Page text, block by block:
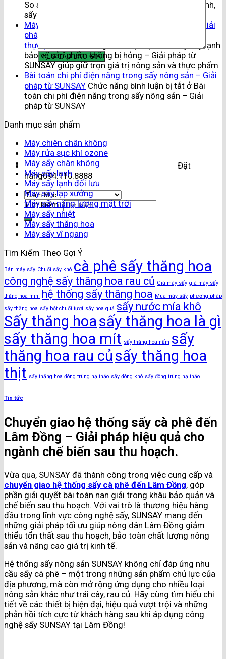
Đặt
hàng094.110.8888
Tìm kiếm:
So sánh chi tiết 3 công nghệ sấy phổ biến: Sấy lạnh,
sấy nhiệt, sấy thăng hoa
Máy sấy lạnh bảo vệ sản phẩm không bị hỏng – Giải
pháp từ SUNSAY giúp giữ trọn giá trị nông sản và
thực phẩm
ở Máy sấy lạnh
bảo vệ sản phẩm không bị hỏng – Giải pháp từ
SUNSAY giúp giữ trọn giá trị nông sản và thực phẩm
Bài toán chi phí điện năng trong sấy nông sản – Giải
pháp từ SUNSAY Chức năng bình luận bị tắt ở Bài
toán chi phí điện năng trong sấy nông sản – Giải
pháp từ SUNSAY
Danh mục sản phẩm
Máy chiên chân không
Máy rửa sục khí ozone
Máy sấy chân không
Máy sấy lạnh
Máy sấy lạnh đối lưu
Máy sấy lạp xưởng
Máy sấy năng lượng mặt trời
Máy sấy nhiệt
Máy sấy thăng hoa
Máy sấy vĩ ngang
Tìm Kiếm Theo Gợi Ý
Bán máy sấy Chuối sấy khô cà phê sấy thăng hoa
công nghệ sấy thăng hoa rau củ Giá máy sấy giá máy sấy
thăng hoa mini hệ thống sấy thăng hoa Mua máy sấy phương pháp
sấy thăng hoa sấy bột chuối tươi sấy hoa quả sấy nước mía khô
Sấy thăng hoasấy thăng hoa là gì
sấy thăng hoa mít sấy thăng hoa nấm sấy
thăng hoa rau củsấy thăng hoa
thịt sấy thăng hoa đông trùng hạ thảo sấy đông khô sấy đông trùng hạ thảo
Tin tức
Chuyển giao hệ thống sấy cà phê đến
Lâm Đồng – Giải pháp hiệu quả cho
ngành chế biến sau thu hoạch​​.
Vừa qua, SUNSAY đã thành công trong việc cung cấp và
chuyển giao hệ thống sấy cà phê đến Lâm Đồng, góp
phần giải quyết bài toán nan giải trong khâu bảo quản và
chế biến sau thu hoạch. Với vai trò là thương hiệu hàng
đầu trong lĩnh vực công nghệ sấy, SUNSAY mang đến
những giải pháp tối ưu giúp nông dân Lâm Đồng giảm
thiểu tổn thất sau thu hoạch, bảo toàn chất lượng nông
sản và nâng cao giá trị kinh tế​.
Hệ thống sấy nông sản SUNSAY không chỉ đáp ứng nhu
cầu sấy cà phê – một trong những sản phẩm chủ lực của
địa phương, mà còn mở rộng ứng dụng cho nhiều loại
nông sản khác như trái cây, rau củ​. Hãy cùng tìm hiểu chi
tiết về các thiết bị hiện đại, hiệu quả vượt trội và những
phản hồi tích cực từ khách hàng sau khi áp dụng công
nghệ sấy SUNSAY tại Lâm Đồng!